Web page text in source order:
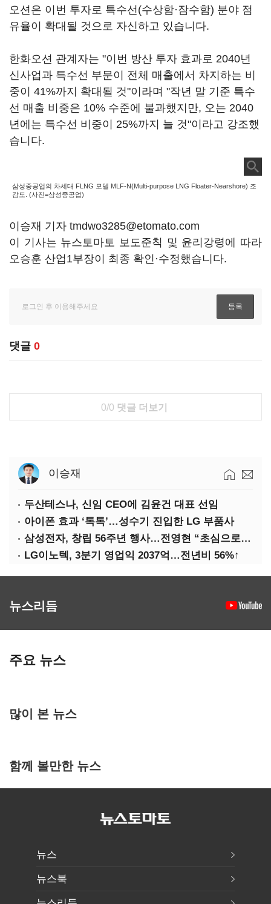
오션은 이번 투자로 특수선(수상함·잠수함) 분야 점
유율이 확대될 것으로 자신하고 있습니다.
한화오션 관계자는 "이번 방산 투자 효과로 2040년
신사업과 특수선 부문이 전체 매출에서 차지하는 비
중이 41%까지 확대될 것"이라며 "작년 말 기준 특수
선 매출 비중은 10% 수준에 불과했지만, 오는 2040
년에는 특수선 비중이 25%까지 늘 것"이라고 강조했
습니다.
삼성중공업의 차세대 FLNG 모델 MLF-N(Multi-purpose LNG Floater-Nearshore) 조
감도. (사진=삼성중공업)
이승재 기자 tmdwo3285@etomato.com
이 기사는 뉴스토마토 보도준칙 및 윤리강령에 따라
오승훈 산업1부장이 최종 확인·수정했습니다.
댓글 0
0/0 댓글 더보기
이승재
두산테스나, 신임 CEO에 김윤건 대표 선임
아이폰 효과 ‘톡톡’…성수기 진입한 LG 부품사
삼성전자, 창립 56주년 행사…전영현 “초심으로 경쟁력 회복해야”
LG이노텍, 3분기 영업익 2037억…전년비 56%↑
뉴스리듬
주요 뉴스
많이 본 뉴스
함께 볼만한 뉴스
뉴스
뉴스북